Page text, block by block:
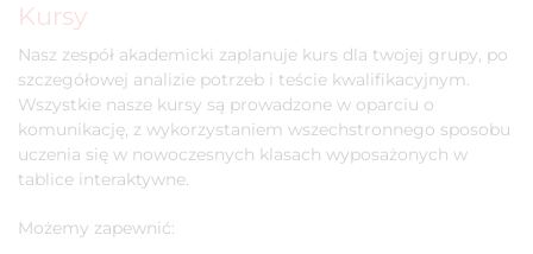
Kursy
Nasz zespół akademicki zaplanuje kurs dla twojej grupy, po
szczegółowej analizie potrzeb i teście kwalifikacyjnym.
Wszystkie nasze kursy są prowadzone w oparciu o
komunikację, z wykorzystaniem wszechstronnego sposobu
uczenia się w nowoczesnych klasach wyposażonych w
tablice interaktywne.
Możemy zapewnić: